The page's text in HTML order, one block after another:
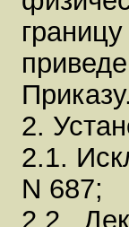
Приказу.
2.
2.1.
N 687;
2.2.